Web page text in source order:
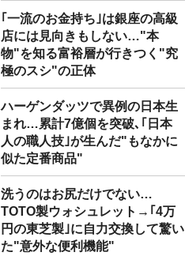
｢一流のお金持ち｣は銀座の高級
店には見向きもしない…"本
物"を知る富裕層が行きつく"究
極のスシ"の正体
ハーゲンダッツで異例の日本生
まれ…累計7億個を突破､｢日本
人の職人技｣が生んだ"もなかに
似た定番商品"
洗うのはお尻だけでない…
TOTO製ウォシュレット→｢4万
円の東芝製｣に自力交換して驚い
た"意外な便利機能"